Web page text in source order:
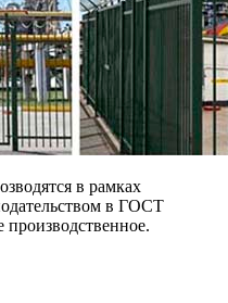
в рамках
в ГОСТ